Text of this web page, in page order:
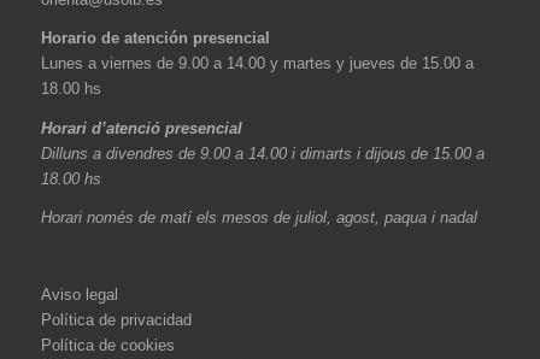
Horario de atención presencial
Lunes a viernes de 9.00 a 14.00 y martes y jueves de 15.00 a
18.00 hs
Horari d’atenció presencial
Dilluns a divendres de 9.00 a 14.00 i dimarts i dijous de 15.00 a
18.00 hs
Horari només de matí els mesos de juliol, agost, paqua i nadal
Aviso legal
Política de privacidad
Política de cookies